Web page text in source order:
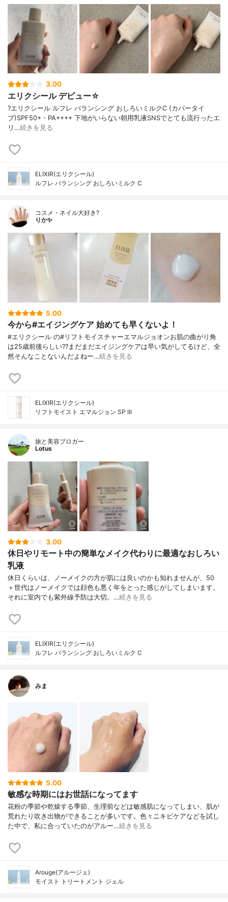
3.00
エリクシール デビュー☆
?エリクシール ルフレ バランシング おしろいミルクC (カバータイ
プ)SPF50+・PA++++ 下地がいらない朝用乳液SNSでとても流行ったエ
リ…続きを見る
ELIXIR(エリクシール)
ルフレ バランシング おしろいミルク C
コスメ・ネイル大好き?
りか✨
5.00
今から#エイジングケア 始めても早くないよ！
#エリクシール の#リフトモイスチャーエマルジョオンお肌の曲がり角
は25歳前後らしい??まだまだエイジングケアは早い気がしてるけど、全
然そんなことないんだよねー…続きを見る
ELIXIR(エリクシール)
リフトモイスト エマルジョン SP III
旅と美容ブロガー
Lotus
3.00
休日やリモート中の簡単なメイク代わりに最適なおしろい
乳液
休日くらいは、ノーメイクの方が肌には良いのかも知れませんが、50
＋世代はノーメイクでは顔色も悪く年をとった感じがしてしまいます。
それに室内でも紫外線予防は大切。…続きを見る
ELIXIR(エリクシール)
ルフレ バランシング おしろいミルク C
みま
5.00
敏感な時期にはお世話になってます
花粉の季節や乾燥する季節、生理前などは敏感肌になってしまい、肌が
荒れたり吹き出物ができることが多いです。色々ニキビケアなどを試し
た中で、私に合っていたのがアルー…続きを見る
Arouge(アルージェ)
モイスト トリートメント ジェル